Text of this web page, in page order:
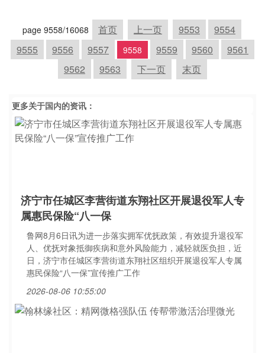
page 9558/16068 首页 上一页 9553
9554
9555
9556 9557 9558 9559 9560
9561
9562
9563 下一页 末页
更多关于国内的资讯：
济宁市任城区李营街道东翔社区开展退役军人专
属惠民保险“八一保
鲁网8月6日讯为进一步落实拥军优抚政策，有效提升退役军
人、优抚对象抵御疾病和意外风险能力，减轻就医负担，近
日，济宁市任城区李营街道东翔社区组织开展退役军人专属
惠民保险“八一保”宣传推广工作
2026-08-06 10:55:00